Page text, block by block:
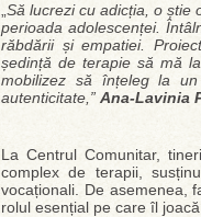
Să lucrezi cu adicția, o știe
perioada adolescenței.
răbdării și empatiei.
ședință de terapie să mă
mobilizez să înțeleg la
autenticitate,” Ana-Lavinia
La Centrul Comunitar,
complex de terapii,
vocaționali. De asemenea,
rolul esențial pe care îl